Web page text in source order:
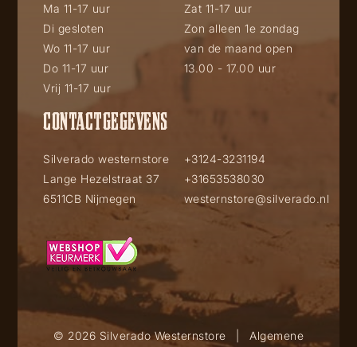
Ma 11-17 uur
Di gesloten
Wo 11-17 uur
Do 11-17 uur
Vrij 11-17 uur
Zat 11-17 uur
Zon alleen 1e zondag
van de maand open
13.00 - 17.00 uur
CONTACTGEGEVENS
Silverado westernstore
Lange Hezelstraat 37
6511CB Nijmegen
+3124-3231194
+31653538030
westernstore@silverado.nl
© 2026 Silverado Westernstore
Algemene